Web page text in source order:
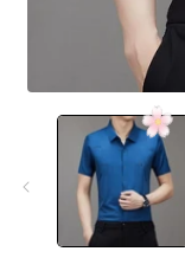
mediet
modalfönster